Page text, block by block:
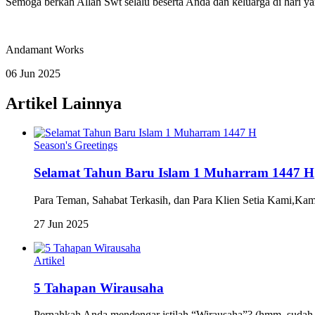
Andamant Works
06 Jun 2025
Artikel Lainnya
Season's Greetings
Selamat Tahun Baru Islam 1 Muharram 1447 H
Para Teman, Sahabat Terkasih, dan Para Klien Setia
27 Jun 2025
Artikel
5 Tahapan Wirausaha